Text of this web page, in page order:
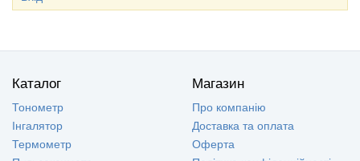
Каталог
Тонометр
Інгалятор
Термометр
Магазин
Про компанію
Доставка та оплата
Оферта